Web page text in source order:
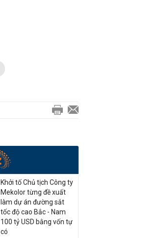
Khởi tố Chủ tịch Công ty
Mekolor từng đề xuất
làm dự án đường sắt
tốc độ cao Bắc - Nam
100 tỷ USD bằng vốn tự
có